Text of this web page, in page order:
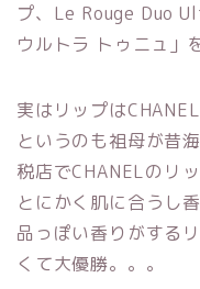
プ、Le Rouge Duo
ウルトラ トゥニュ」
実はリップは
というのも祖母が昔
税店でCHANELのリ
とにかく肌に合うし
品っぽい香りがする
くて大優勝。。。